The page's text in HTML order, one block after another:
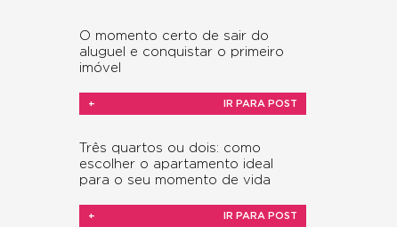
O momento certo de sair do
aluguel e conquistar o primeiro
imóvel
+ IR PARA POST
Três quartos ou dois: como
escolher o apartamento ideal
para o seu momento de vida
+ IR PARA POST